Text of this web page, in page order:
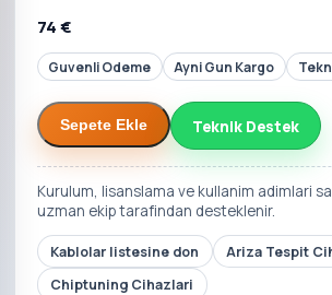
74 €
Guvenli Odeme Ayni Gun Kargo
Sepete Ekle Teknik Destek
Kurulum, lisanslama ve kullanim adimlari
uzman ekip tarafindan desteklenir.
Kablolar listesine don
Ariza Tespit
Chiptuning Cihazlari